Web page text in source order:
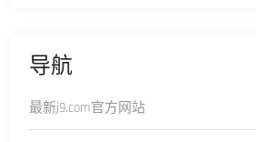
导航
最新j9.com官方网站